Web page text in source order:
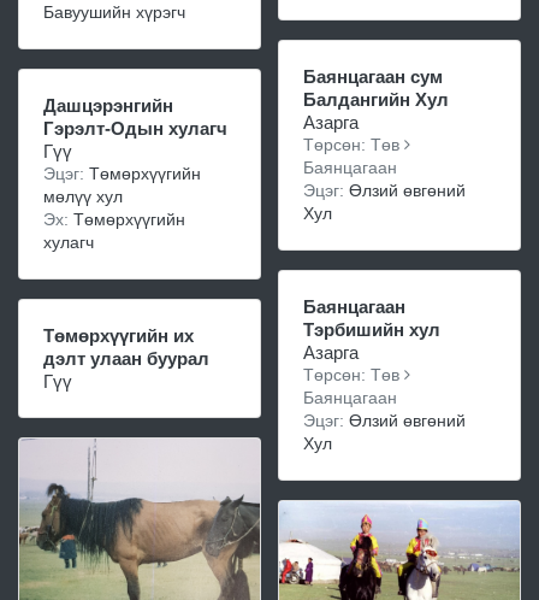
Бавуушийн хүрэгч
Дашцэрэнгийн
Гэрэлт-Одын хулагч
Гүү
Эцэг: Төмөрхүүгийн
мөлүү хул
Эх: Төмөрхүүгийн
хулагч
Төмөрхүүгийн их
дэлт улаан буурал
Гүү
Баянцагаан сум
Балдангийн Хул
Азарга
Төрсөн: Төв
Баянцагаан
Эцэг: Өлзий өвгөний
Хул
Баянцагаан
Тэрбишийн хул
Азарга
Төрсөн: Төв
Баянцагаан
Эцэг: Өлзий өвгөний
Хул